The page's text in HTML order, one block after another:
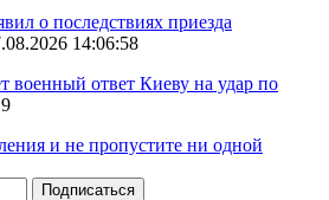
о последствиях приезда
14:06:58
военный ответ Киеву на удар по
и не пропустите ни одной